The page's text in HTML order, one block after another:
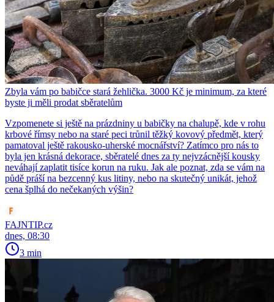
Zbyla vám po babičce stará žehlička. 3000 Kč je minimum, za které
byste ji měli prodat sběratelům
Vzpomenete si ještě na prázdniny u babičky na chalupě, kde v rohu
krbové římsy nebo na staré peci trůnil těžký kovový předmět, který
pamatoval ještě rakousko-uherské mocnářství? Zatímco pro nás to
byla jen krásná dekorace, sběratelé dnes za ty nejvzácnější kousky
neváhají zaplatit tisíce korun na ruku. Jak ale poznat, zda se vám na
půdě práší na bezcenný kus litiny, nebo na skutečný unikát, jehož
cena šplhá do nečekaných výšin?
FAJNTIP.cz
dnes, 08:30
3 min